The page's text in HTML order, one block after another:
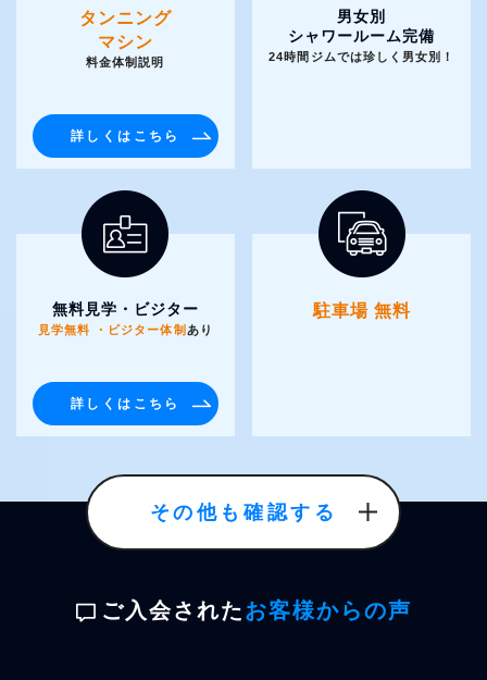
タンニング
マシン
料金体制説明
詳しくはこちら
男女別
シャワールーム完備
24時間ジムでは珍しく男女別！
無料見学・ビジター
見学無料 ・ビジター体制 あり
詳しくはこちら
駐車場 無料
その他も確認する
ご入会されたお客様からの声